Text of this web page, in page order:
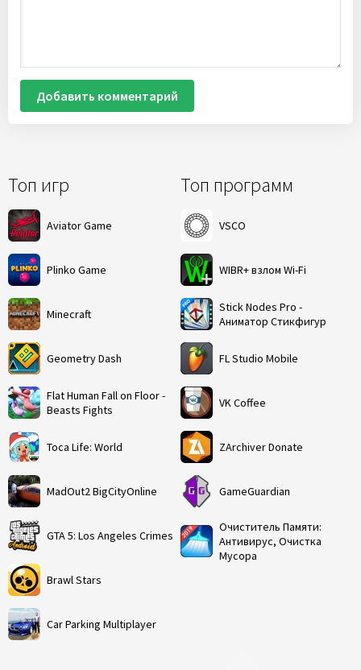
Топ игр
Aviator Game
Plinko Game
Minecraft
Geometry Dash
Flat Human Fall on Floor -
Beasts Fights
Toca Life: World
MadOut2 BigCityOnline
GTA 5: Los Angeles Crimes
Brawl Stars
Car Parking Multiplayer
Топ программ
VSCO
WIBR+ взлом Wi-Fi
Stick Nodes Pro -
Аниматор Стикфигур
FL Studio Mobile
VK Coffee
ZArchiver Donate
GameGuardian
Очиститель Памяти:
Антивирус, Очистка
Мусора
Добавить комментарий